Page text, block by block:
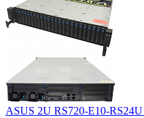
ASUS 2U RS720-E10-